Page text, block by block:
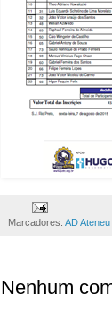
Marcadores: AD
Nenhum